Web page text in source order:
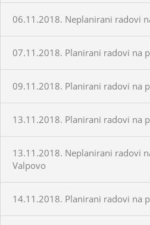
06.11.2018. Neplanirani radovi
07.11.2018. Planirani radovi na
09.11.2018. Planirani radovi na
13.11.2018. Planirani radovi na
13.11.2018. Neplanirani radovi
Valpovo
14.11.2018. Planirani radovi na